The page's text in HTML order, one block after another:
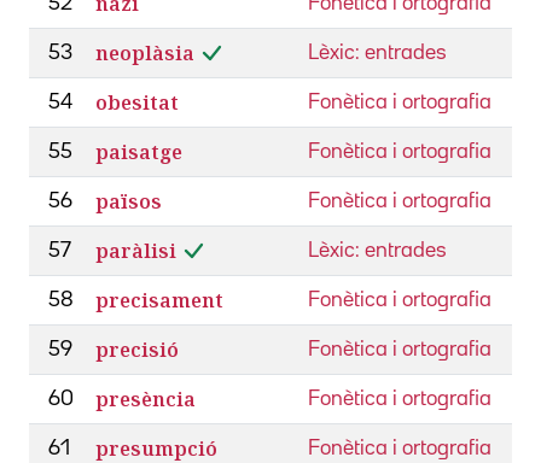
53 neoplàsia Lèxic: entrades
54 obesitat Fonètica i ortografia
55 paisatge Fonètica i ortografia
56 països Fonètica i ortografia
57 paràlisi Lèxic: entrades
58 precisament Fonètica i ortografia
59 precisió Fonètica i ortografia
60 presència Fonètica i ortografia
61 presumpció Fonètica i ortografia